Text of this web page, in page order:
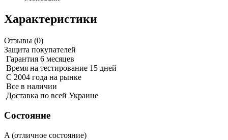
Характеристики
Отзывы (0)
Защита покупателей
Гарантия 6 месяцев
Время на тестирование 15 дней
С 2004 года на рынке
Все в наличии
Доставка по всей Украине
Состояние
A (отличное состояние)